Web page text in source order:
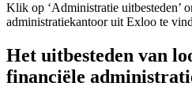
Klik op ‘Administratie uitbesteden’
administratiekantoor uit Exloo te
Het uitbesteden van
financiële